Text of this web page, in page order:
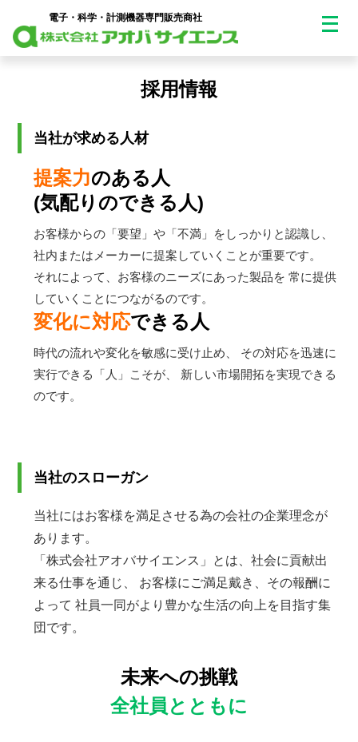
電子・科学・計測機器専門販売商社
メ
ニ
採用情報
当社が求める人材
提案力のある人
(気配りのできる人)
お客様からの「要望」や「不満」をしっかりと認識し、
社内またはメーカーに提案していくことが重要です。
それによって、お客様のニーズにあった製品を 常に提供
していくことにつながるのです。
変化に対応できる人
時代の流れや変化を敏感に受け止め、
その対応を迅速に
実行できる「人」こそが、
新しい市場開拓を実現できる
のです。
当社のスローガン
当社にはお客様を満足させる為の会社の企業理念が
あります。
「株式会社アオバサイエンス」とは、社会に貢献出
来る仕事を通じ、
お客様にご満足戴き、その報酬に
よって 社員一同がより豊かな生活の向上を目指す集
団です。
未来への挑戦
全社員とともに